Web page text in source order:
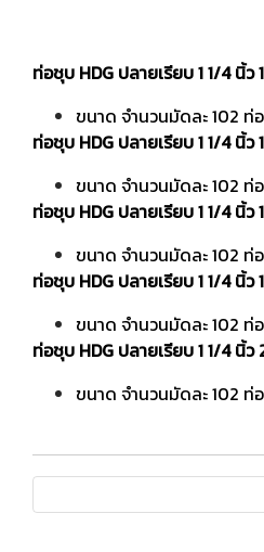
ท่อชุบ HDG ปลายเรียบ 1 1/4 นิ้ว
ขนาด จำนวนมัดละ 102
ท่อชุบ HDG ปลายเรียบ 1 1/4 นิ้ว
ขนาด จำนวนมัดละ 102
ท่อชุบ HDG ปลายเรียบ 1 1/4 นิ้ว
ขนาด จำนวนมัดละ 102 ท่
ท่อชุบ HDG ปลายเรียบ 1 1/4 นิ้ว
ขนาด จำนวนมัดละ 102 ท่
ท่อชุบ HDG ปลายเรียบ 1 1/4 นิ้ว
ขนาด จำนวนมัดละ 102 ท่